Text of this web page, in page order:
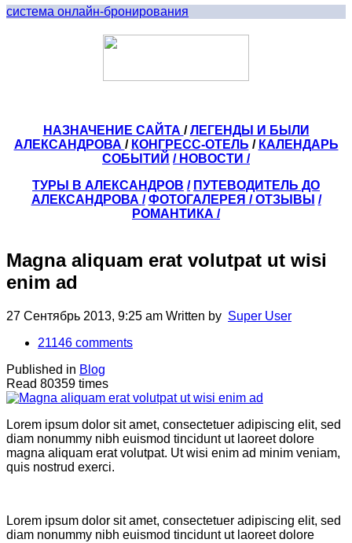
система онлайн-бронирования
НАЗНАЧЕНИЕ САЙТА /ЛЕГЕНДЫ И БЫЛИ
АЛЕКСАНДРОВА / КОНГРЕСС-ОТЕЛЬ / КАЛЕНДАРЬ
СОБЫТИЙ / НОВОСТИ /
ТУРЫ В АЛЕКСАНДРОВ / ПУТЕВОДИТЕЛЬ ДО
АЛЕКСАНДРОВА / ФОТОГАЛЕРЕЯ /ОТЗЫВЫ /
РОМАНТИКА /
Magna aliquam erat volutpat ut wisi
enim ad
27 Сентябрь 2013, 9:25 am Written by Super User
21146 comments
Published in Blog
Read 80359 times
Lorem ipsum dolor sit amet, consectetuer adipiscing elit, sed
diam nonummy nibh euismod tincidunt ut laoreet dolore
magna aliquam erat volutpat. Ut wisi enim ad minim veniam,
quis nostrud exerci.
Lorem ipsum dolor sit amet, consectetuer adipiscing elit, sed
diam nonummy nibh euismod tincidunt ut laoreet dolore